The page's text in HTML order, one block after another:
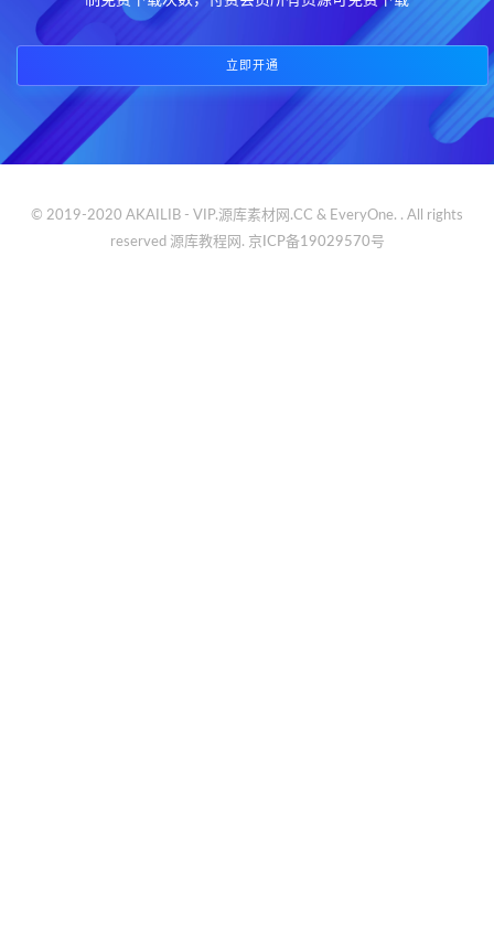
立即开通
© 2019-2020 AKAILIB - VIP.源库素材网.CC & EveryOne. . All rights
reserved 源库教程网. 京ICP备19029570号